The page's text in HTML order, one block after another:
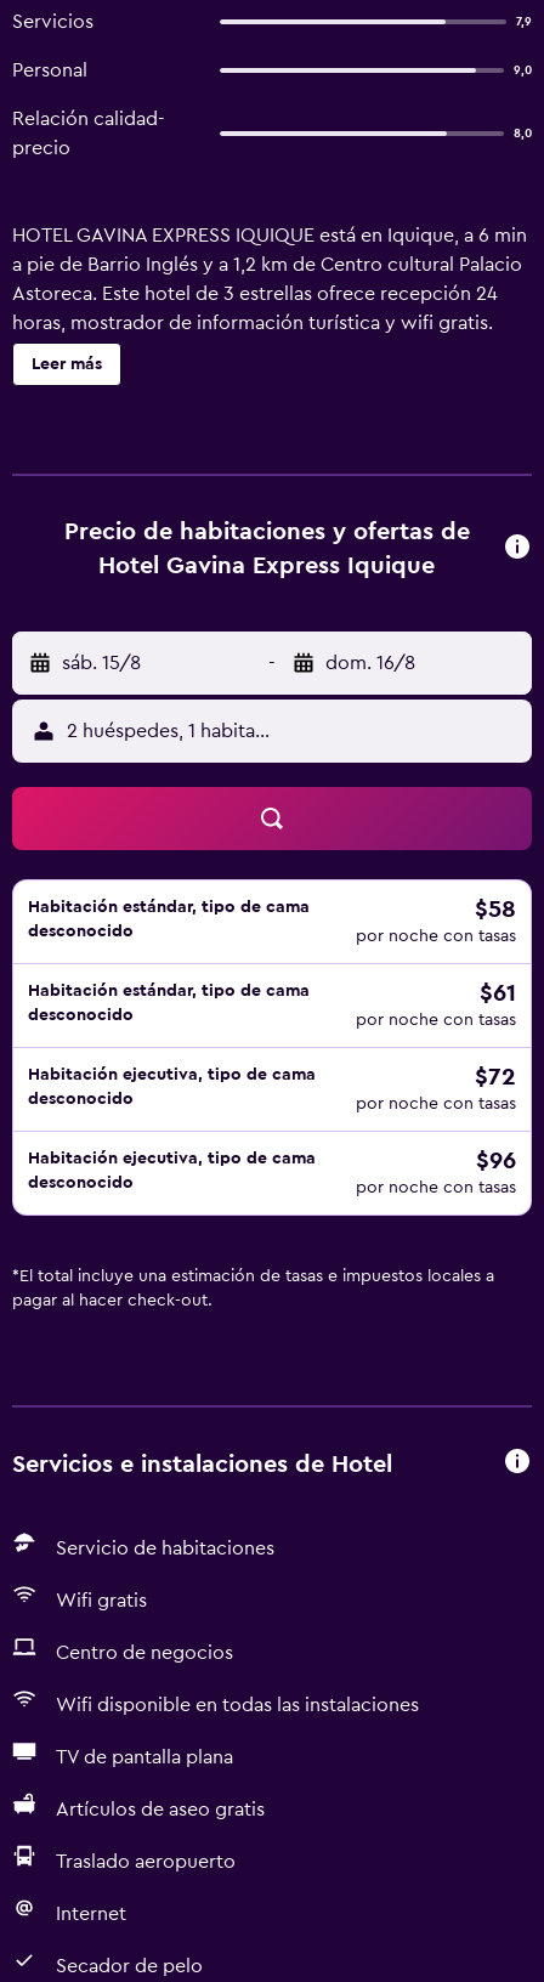
Servicios 7,9
Personal 9,0
Relación calidad-
precio
8,0
HOTEL GAVINA EXPRESS IQUIQUE está en Iquique, a 6 min
a pie de Barrio Inglés y a 1,2 km de Centro cultural Palacio
Astoreca. Este hotel de 3 estrellas ofrece recepción 24
horas, mostrador de información turística y wifi gratis.
Este alojamiento libre de humo se encuentra a 8 min a pie
de Playa Cavancha. En el hotel, todas las habitaciones
puntos de interés como Calle Baquedano, Parque
temático Cavancha y Museo Naval de Iquique. El
Leer más
Precio de habitaciones y ofertas de
Hotel Gavina Express Iquique
sáb. 15/8 - dom. 16/8
2 huéspedes, 1 habitación
Habitación estándar, tipo de cama
desconocido
$58
por noche con tasas
Habitación estándar, tipo de cama
desconocido
$61
por noche con tasas
Habitación ejecutiva, tipo de cama
desconocido
$72
por noche con tasas
Habitación ejecutiva, tipo de cama
desconocido
$96
por noche con tasas
* El total incluye una estimación de tasas e impuestos locales a
pagar al hacer check-out.
Servicios e instalaciones de Hotel
Servicio de habitaciones
Wifi gratis
Centro de negocios
Wifi disponible en todas las instalaciones
TV de pantalla plana
Artículos de aseo gratis
Traslado aeropuerto
Internet
Secador de pelo